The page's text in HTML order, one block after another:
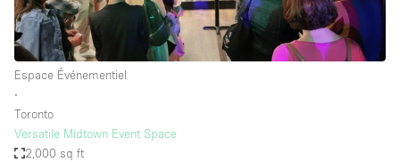
Espace Événementiel
∙
Toronto
Versatile Midtown Event Space
2,000 sq ft